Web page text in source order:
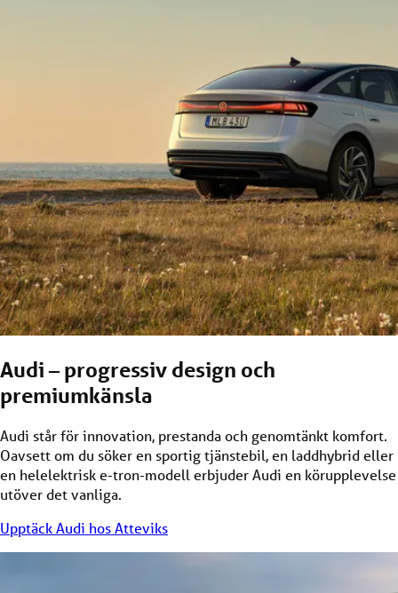
Audi – progressiv design och
premiumkänsla
Audi står för innovation, prestanda och genomtänkt komfort.
Oavsett om du söker en sportig tjänstebil, en laddhybrid eller
en helelektrisk e-tron-modell erbjuder Audi en körupplevelse
utöver det vanliga.
Upptäck Audi hos Atteviks